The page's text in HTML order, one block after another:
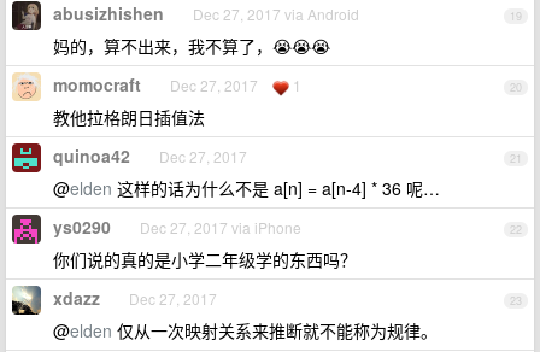
19
abusizhishen Dec 27, 2017 via Android
妈的，算不出来，我不算了，😭😭😭
20
momocraft Dec 27, 2017 1
教他拉格朗日插值法
21
quinoa42 Dec 27, 2017
@elden 这样的话为什么不是 a[n] = a[n-4] * 36 呢…
22
ys0290 Dec 27, 2017 via iPhone
你们说的真的是小学二年级学的东西吗？
23
xdazz Dec 27, 2017
@elden 仅从一次映射关系来推断就不能称为规律。